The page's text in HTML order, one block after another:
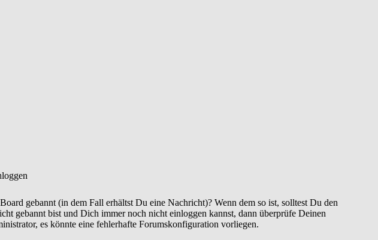
gebannt (in dem Fall erhältst Du eine Nachricht)? Wenn dem so ist, solltest Du den
gebannt bist und Dich immer noch nicht einloggen kannst, dann überprüfe Deinen
es könnte eine fehlerhafte Forumskonfiguration vorliegen.